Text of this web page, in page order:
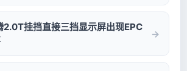
挂挡直接三挡显示屏出现EPC